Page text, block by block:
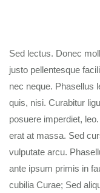
Sed lectus. Donec
justo pellentesque
nec neque. Phasellus
quis, nisi. Curabitur
posuere imperdiet,
erat at massa. Sed
vulputate arcu.
ante ipsum primis in
cubilia Curae; Sed